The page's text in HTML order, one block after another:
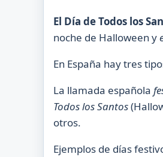
El Día de Todos los
noche de Halloween y
En España hay tres
La llamada española
Todos los Santos
otros.
Ejemplos de días